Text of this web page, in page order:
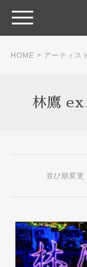
HOME > アーティス
林鷹
並び順変更